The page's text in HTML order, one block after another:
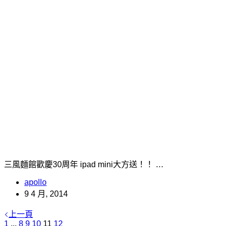
三風麵館歡慶30周年 ipad mini大方送！！ …
apollo
9 4 月, 2014
上一頁
1 ... 8 9 10 11 12